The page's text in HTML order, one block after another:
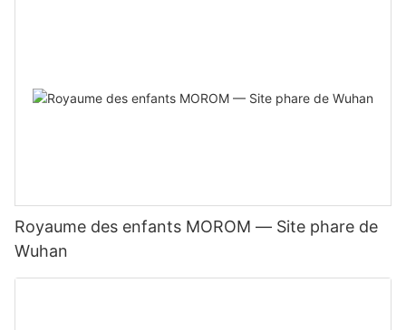
Royaume des enfants MOROM — Site phare de
Wuhan